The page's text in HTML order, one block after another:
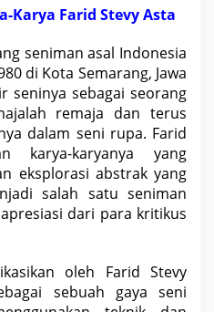
Karya Farid Stevy Asta
seniman asal Indonesia
di Kota Semarang, Jawa
seninya sebagai seorang
remaja dan terus
dalam seni rupa. Farid
karya-karyanya yang
eksplorasi abstrak yang
salah satu seniman
dari para kritikus
oleh Farid Stevy
sebuah gaya seni